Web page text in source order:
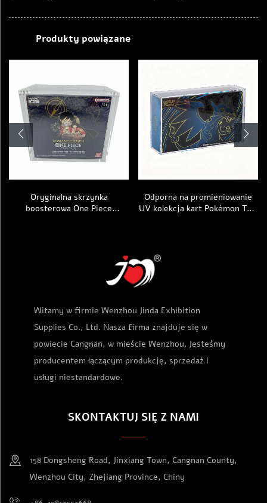
Produkty powiązane
Oryginalna skrzynka
boosterowa One Piece
Odporna na promieniowanie
UV kolekcja kart Pokémon TCG
magnetycznymi pokrywkami,
akrylowe etui ochronne
Witamy w firmie Wenzhou Jinda Exhibition
Supplies Co., Ltd. Nasza firma znajduje się w
powiecie Cangnan, w mieście Wenzhou. Jesteśmy
producentem łączącym produkcję, sprzedaż i
usługi niestandardowe.
SKONTAKTUJ SIĘ Z NAMI
158 Dongsheng Road, Jinxiang Town, Cangnan County,
Wenzhou City, Zhejiang Province, Chiny